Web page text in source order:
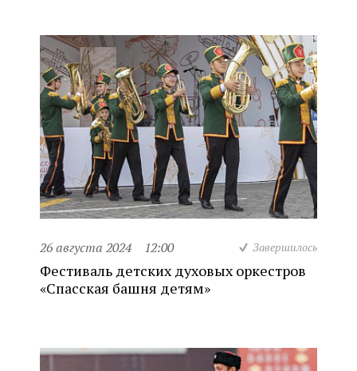
26 августа 2024 12:00 Завершилось
Фестиваль детских духовых оркестров
«Спасская башня детям»